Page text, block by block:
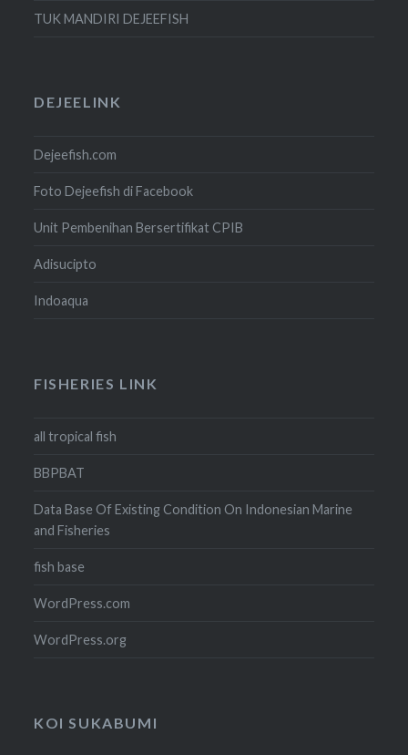
TUK MANDIRI DEJEEFISH
DEJEELINK
Dejeefish.com
Foto Dejeefish di Facebook
Unit Pembenihan Bersertifikat CPIB
Adisucipto
Indoaqua
FISHERIES LINK
all tropical fish
BBPBAT
Data Base Of Existing Condition On Indonesian Marine
and Fisheries
fish base
WordPress.com
WordPress.org
KOI SUKABUMI